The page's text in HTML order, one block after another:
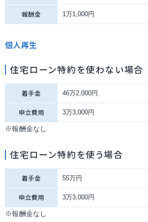
報酬金 1万1,000円
個人再生
住宅ローン特約を使わない場合
着手金 46万2,000円
申立費用 3万3,000円
※報酬金なし
住宅ローン特約を使う場合
着手金 55万円
申立費用 3万3,000円
※報酬金なし